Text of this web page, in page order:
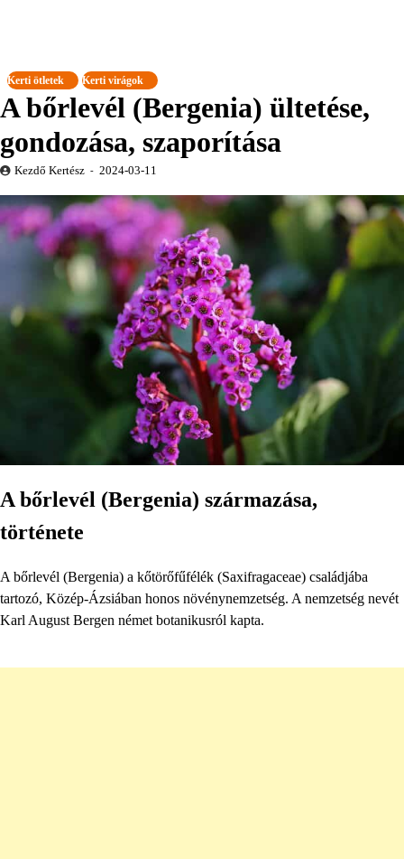
Kerti ötletek Kerti virágok
A bőrlevél (Bergenia) ültetése,
gondozása, szaporítása
Kezdő Kertész 2024-03-11
A bőrlevél (Bergenia) származása,
története
A bőrlevél (Bergenia) a kőtörőfűfélék (Saxifragaceae) családjába
tartozó, Közép-Ázsiában honos növénynemzetség. A nemzetség nevét
Karl August Bergen német botanikusról kapta.